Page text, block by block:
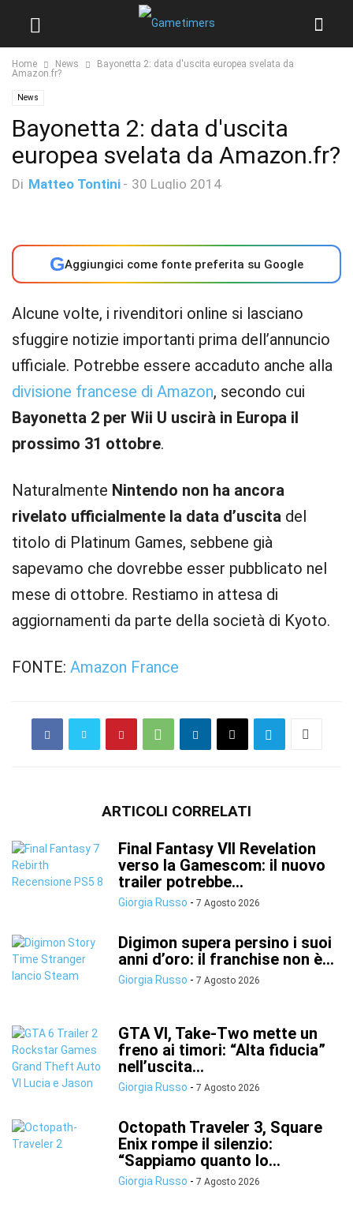
Home News
Bayonetta 2: data d'uscita europea svelata da
Amazon.fr?
News
Bayonetta 2: data d'uscita
europea svelata da Amazon.fr?
Di Matteo Tontini - 30 Luglio 2014
GAggiungici come fonte preferita su Google
Alcune volte, i rivenditori online si lasciano
sfuggire notizie importanti prima dell’annuncio
ufficiale. Potrebbe essere accaduto anche alla
divisione francese di Amazon, secondo cui
Bayonetta 2 per Wii U uscirà in Europa il
prossimo 31 ottobre.
Naturalmente Nintendo non ha ancora
rivelato ufficialmente la data d’uscita del
titolo di Platinum Games, sebbene già
sapevamo che dovrebbe esser pubblicato nel
mese di ottobre. Restiamo in attesa di
aggiornamenti da parte della società di Kyoto.
FONTE: Amazon France
ARTICOLI CORRELATI
Final Fantasy VII Revelation
verso la Gamescom: il nuovo
trailer potrebbe...
Giorgia Russo - 7 Agosto 2026
Digimon supera persino i suoi
anni d’oro: il franchise non è...
Giorgia Russo - 7 Agosto 2026
GTA VI, Take-Two mette un
freno ai timori: “Alta fiducia”
nell’uscita...
Giorgia Russo - 7 Agosto 2026
Octopath Traveler 3, Square
Enix rompe il silenzio:
“Sappiamo quanto lo...
Giorgia Russo - 7 Agosto 2026